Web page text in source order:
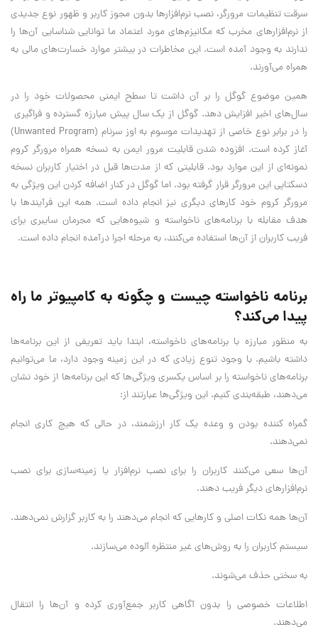
سرقت تنظیمات مرورگر، نصب نرم‌افزارها بدون مجوز کاربر و ظهور نوع جدیدی
از نرم‌افزارهای مخرب که مکانیزم‌های مورد اعتماد ما توانایی شناسایی آن‌ها را
ندارند به وجود آمده است. این مخاطرات در بیشتر موارد خسارت‌های مالی به
همراه می‌آورند.
همین موضوع گوگل را بر آن داشت تا سطح ایمنی محصولات خود را در
سال‌های اخیر افزایش دهد. گوگل از یک سال پیش مبارزه گسترده و فراگیری
را در برابر نوع خاصی از تهدیدات موسوم به اوز سرنام (Unwanted Program)
آغاز کرده است. افزوده شدن قابلیت مرور ایمن به نسخه همراه مرورگر کروم
نمونه‌ای از این موارد بود. قابلیتی که از مدت‌ها قبل در اختیار کاربران نسخه
دسکتاپی این مرورگر قرار گرفته بود. اما گوگل در کنار اضافه کردن این ویژگی به
مرورگر کروم خود کارهای دیگری نیز انجام داده است. همه این فرآیندها با
هدف مقابله با برنامه‌های ناخواسته و شیوه‌هایی که مجرمان سایبری برای
فریب کاربران از آن‌ها استفاده می‌کنند، به مرحله اجرا درآمده انجام داده است.
برنامه ناخواسته چیست و چگونه به کامپیوتر ما راه
پیدا می‌کند؟
به منظور مبارزه با برنامه‌های ناخواسته، ابتدا باید تعریفی از این برنامه‌ها
داشته باشیم. با وجود تنوع زیادی که در این زمینه وجود دارد، ما می‌توانیم
برنامه‌های ناخواسته را بر اساس یکسری ویژگی‌ها که این برنامه‌ها از خود نشان
می‌دهند، طبقه‌بندی کنیم. این ویژگی‌ها عبارتند از:
گمراه کننده بودن و وعده یک کار ارزشمند، در حالی که هیچ کاری انجام
نمی‌دهند.
آن‌ها سعی می‌کنند کاربران را برای نصب نرم‌افزار یا زمینه‌سازی برای نصب
نرم‌افزارهای دیگر فریب دهند.
آن‌ها همه نکات اصلی و کارهایی که انجام می‌دهند را به کاربر گزارش نمی‌دهند.
سیستم کاربران را به روش‌های غیر منتظره آلوده می‌سازند.
به سختی حذف می‌شوند.
اطلاعات خصوصی را بدون آگاهی کاربر جمع‌آوری کرده و آن‌ها را انتقال
می‌دهند.